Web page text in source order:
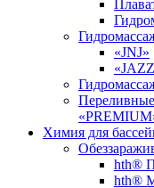
«JNJ»
Химия для
hth®
hth®